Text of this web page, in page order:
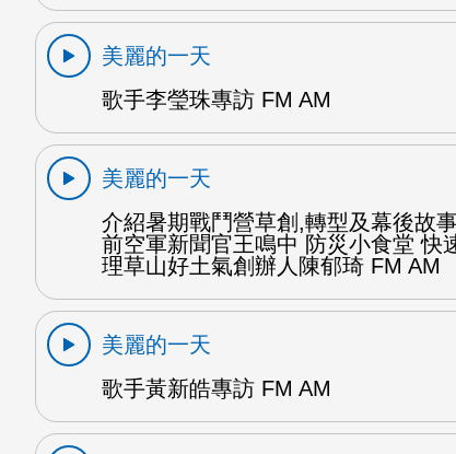
美麗的一天
歌手李瑩珠專訪 FM AM
美麗的一天
介紹暑期戰鬥營草創,轉型及幕後故
前空軍新聞官王鳴中 防災小食堂 快
理草山好土氣創辦人陳郁琦 FM AM
美麗的一天
歌手黃新皓專訪 FM AM